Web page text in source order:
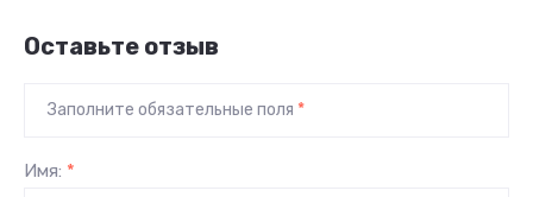
Оставьте отзыв
Заполните обязательные поля *
Имя: *